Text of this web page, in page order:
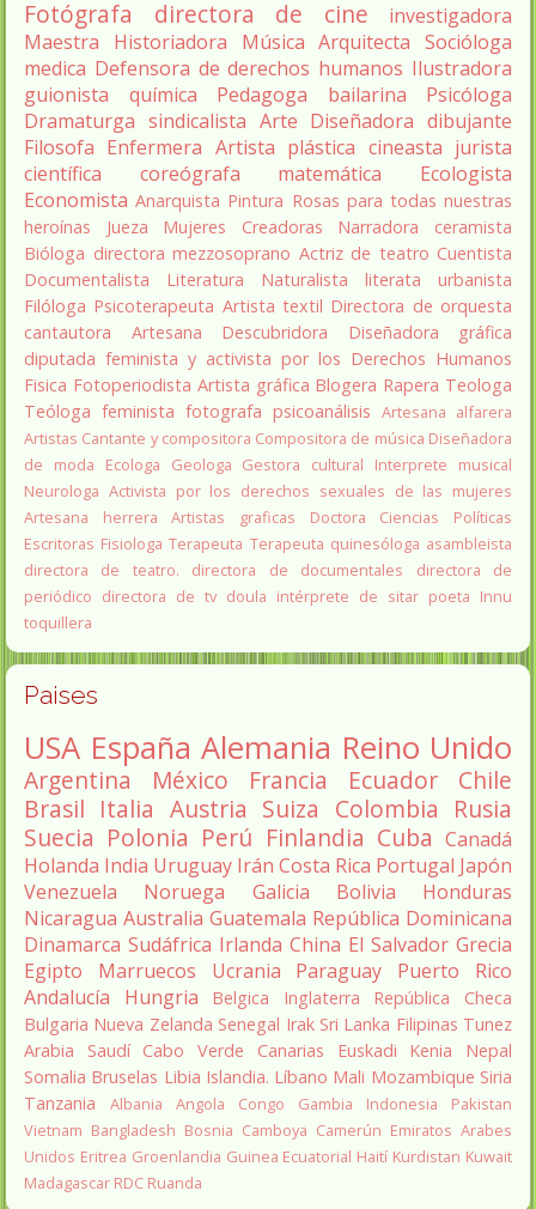
Fotógrafa
directora de cine
investigadora
Maestra
Historiadora Música Arquitecta Socióloga
medica Defensora de derechos humanos Ilustradora
guionista
química Pedagoga bailarina
Psicóloga
Dramaturga sindicalista Arte Diseñadora dibujante
Filosofa Enfermera Artista plástica cineasta jurista
científica
coreógrafa matemática
Ecologista
Economista Anarquista Pintura Rosas para todas nuestras
heroínas
Jueza Mujeres Creadoras Narradora
ceramista
Bióloga directora mezzosoprano Actriz de teatro Cuentista
Documentalista
Literatura Naturalista literata
urbanista
Filóloga Psicoterapeuta Artista textil Directora de orquesta
cantautora
Artesana Descubridora
Diseñadora gráfica
diputada feminista y activista por los Derechos Humanos
Fisica Fotoperiodista Artista gráfica Blogera Rapera Teologa
Teóloga feminista fotografa psicoanálisis Artesana alfarera
Artistas Cantante y compositora Compositora de música Diseñadora
de moda
Ecologa Geologa Gestora cultural
Interprete musical
Neurologa Activista por los derechos sexuales de las mujeres
Artesana herrera
Artistas graficas
Doctora Ciencias Políticas
Escritoras Fisiologa Terapeuta Terapeuta quinesóloga asambleista
directora de teatro.
directora de documentales
directora de
periódico directora de tv doula intérprete de sitar poeta Innu
toquillera
Paises
USA España Alemania Reino Unido
Argentina México Francia Ecuador
Chile
Brasil Italia Austria Suiza Colombia Rusia
Suecia Polonia Perú Finlandia Cuba Canadá
Holanda India Uruguay Irán Costa Rica Portugal Japón
Venezuela
Noruega Galicia Bolivia
Honduras
Nicaragua Australia Guatemala República Dominicana
Dinamarca Sudáfrica Irlanda China El Salvador Grecia
Egipto
Marruecos Ucrania Paraguay
Puerto Rico
Andalucía
Hungria Belgica Inglaterra
República Checa
Bulgaria Nueva Zelanda Senegal Irak Sri Lanka Filipinas Tunez
Arabia Saudí Cabo Verde Canarias Euskadi Kenia
Nepal
Somalia Bruselas Libia Islandia. Líbano Mali Mozambique Siria
Tanzania
Albania Angola Congo Gambia Indonesia
Pakistan
Vietnam Bangladesh Bosnia Camboya Camerún Emiratos Arabes
Unidos Eritrea Groenlandia Guinea Ecuatorial Haití Kurdistan Kuwait
Madagascar RDC Ruanda